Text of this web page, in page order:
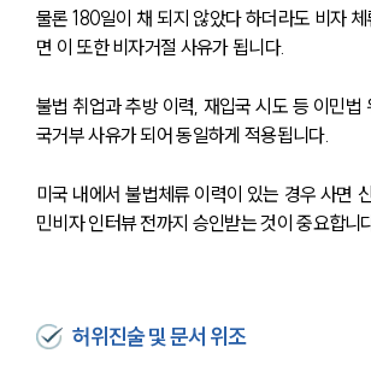
물론 180일이 채 되지 않았다 하더라도 비자
면 이 또한 비자거절 사유가 됩니다.
불법 취업과 추방 이력, 재입국 시도 등 이민법
국거부 사유가 되어 동일하게 적용됩니다.
미국 내에서 불법체류 이력이 있는 경우 사면
민비자 인터뷰 전까지 승인받는 것이 중요합니
허위진술 및 문서 위조